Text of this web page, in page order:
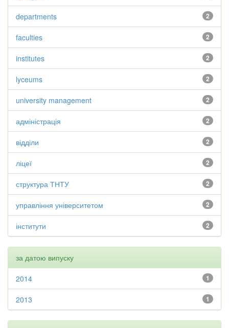
2
departments
2
faculties
2
institutes
2
lyceums
2
university management
2
адміністрація
2
відділи
2
ліцеї
2
структура ТНТУ
2
управління університетом
2
інститути
за датою випуску
1
2014
1
2013